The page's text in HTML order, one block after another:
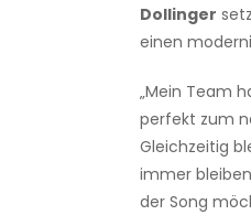
Dollinger
einen
„Mein Team
perfekt zum
Gleichzeitig
immer
der Song